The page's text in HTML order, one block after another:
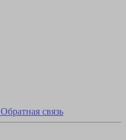
Обратная связь